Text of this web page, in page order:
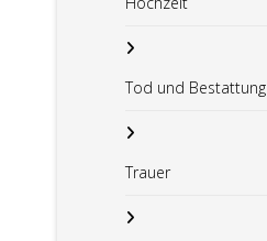
Tod und Bestattung
Trauer